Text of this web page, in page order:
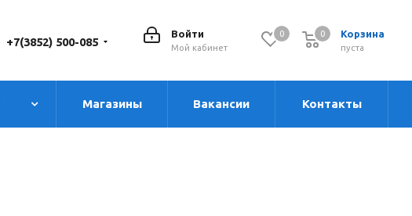
0 Корзина
0
пуста
0
Войти
Мой кабинет
+7(3852) 500-085
Магазины Вакансии Контакты